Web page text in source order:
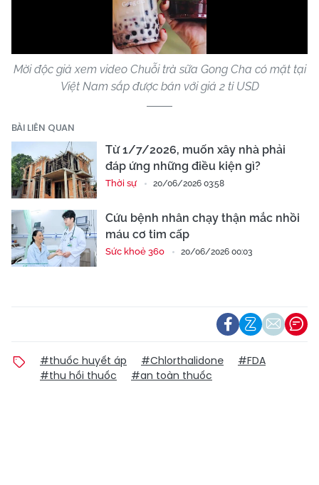
Video
Mời độc giả xem video Chuỗi trà sữa Gong Cha có mặt tại
Việt Nam sắp được bán với giá 2 tỉ USD
BÀI LIÊN QUAN
Từ 1/7/2026, muốn xây nhà phải
đáp ứng những điều kiện gì?
Thời sự 20/06/2026 03:58
Cứu bệnh nhân chạy thận mắc nhồi
máu cơ tim cấp
Sức khoẻ 360 20/06/2026 00:03
#thuốc huyết áp #Chlorthalidone
#FDA
#thu hồi thuốc
#an toàn thuốc